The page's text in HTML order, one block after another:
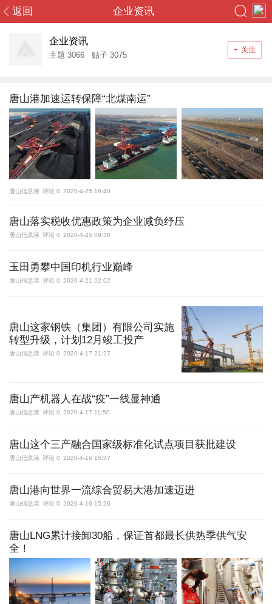
企业资讯
返回
您好，游客！
注册
首页
社区
头条
导读
群组
搜索
访问电脑版
企业资讯
主题 3066 贴子 3075
+ 关注
唐山港加速运转保障“北煤南运”
唐山信息港 评论 0 2020-4-25 16:40
唐山落实税收优惠政策为企业减负纾压
唐山信息港 评论 0 2020-4-25 09:30
玉田勇攀中国印机行业巅峰
唐山信息港 评论 0 2020-4-21 22:02
唐山这家钢铁（集团）有限公司实施
转型升级，计划12月竣工投产
唐山信息港 评论 0 2020-4-17 21:27
唐山产机器人在战“疫”一线显神通
唐山信息港 评论 0 2020-4-17 11:50
唐山这个三产融合国家级标准化试点项目获批建设
唐山信息港 评论 0 2020-4-16 15:37
唐山港向世界一流综合贸易大港加速迈进
唐山信息港 评论 0 2020-4-16 15:26
唐山LNG累计接卸30船，保证首都最长供热季供气安
全！